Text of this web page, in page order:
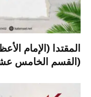
المقتدا (الإمام
(القسم الخامس